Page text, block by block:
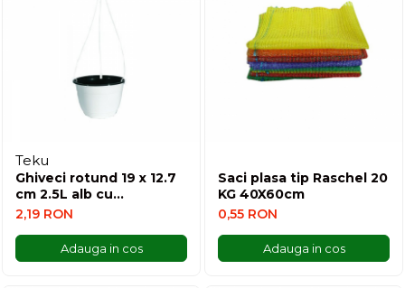
Teku
Ghiveci rotund 19 x 12.7
cm 2.5L alb cu
agatatoare
2,19 RON
Adauga in cos
Saci plasa tip Raschel 20
KG 40X60cm
0,55 RON
Adauga in cos